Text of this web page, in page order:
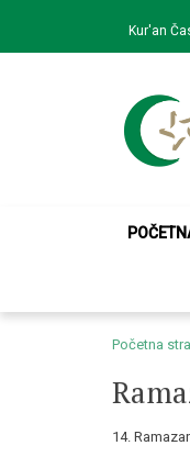
navigation
content
Kur'an
Početna
14.